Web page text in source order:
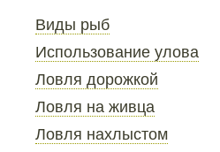
Виды рыб
Использование улова
Ловля дорожкой
Ловля на живца
Ловля нахлыстом